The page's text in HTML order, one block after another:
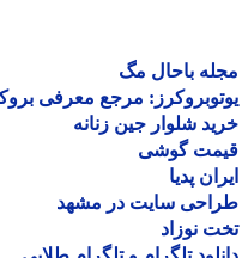
باحال مگ
مرجع معرفی بروکرها
شلوار جین زنانه
گوشی
پدیا
سایت در مشهد
نوزاد